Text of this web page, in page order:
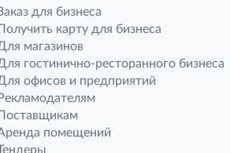
для бизнеса
Получить карту для бизнеса
магазинов
гостинично-ресторанного бизнеса
офисов и предприятий
Рекламодателям
Поставщикам
помещений